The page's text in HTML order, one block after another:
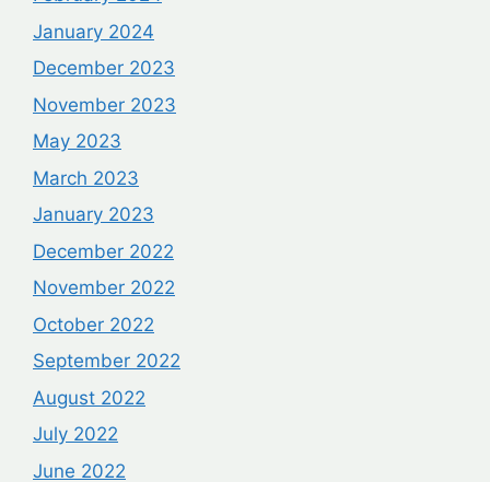
January 2024
December 2023
November 2023
May 2023
March 2023
January 2023
December 2022
November 2022
October 2022
September 2022
August 2022
July 2022
June 2022